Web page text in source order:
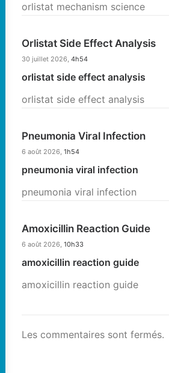
orlistat mechanism science
Orlistat Side Effect Analysis
30 juillet 2026, 4h54
orlistat side effect analysis
orlistat side effect analysis
Pneumonia Viral Infection
6 août 2026, 1h54
pneumonia viral infection
pneumonia viral infection
Amoxicillin Reaction Guide
6 août 2026, 10h33
amoxicillin reaction guide
amoxicillin reaction guide
Les commentaires sont fermés.